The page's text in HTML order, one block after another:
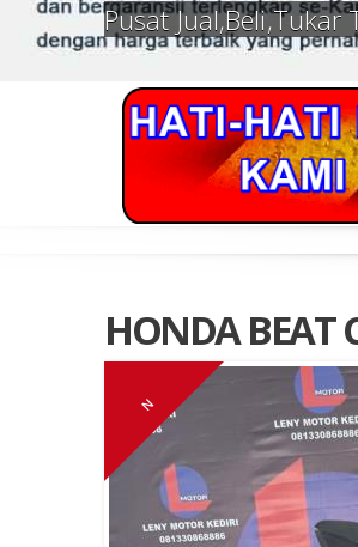
Pusat
HONDA BEAT
N